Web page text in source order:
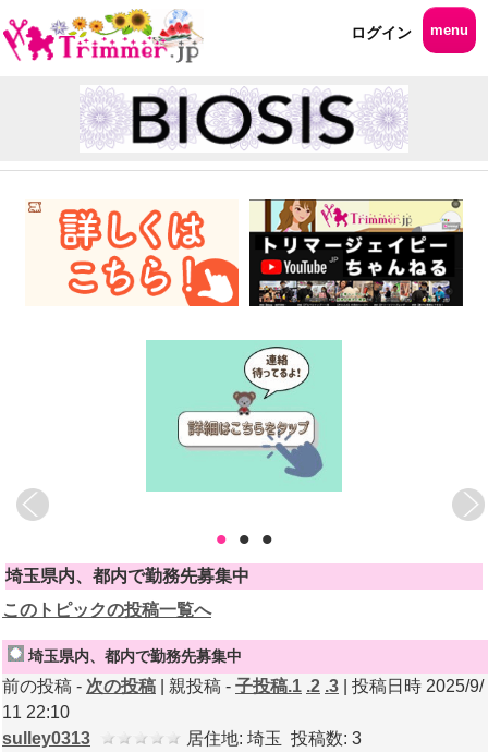
ログイン menu
• • •
埼玉県内、都内で勤務先募集中
このトピックの投稿一覧へ
埼玉県内、都内で勤務先募集中
前の投稿 - 次の投稿 | 親投稿 - 子投稿.1 .2 .3 | 投稿日時 2025/9/
11 22:10
sulley0313
居住地: 埼玉 投稿数: 3